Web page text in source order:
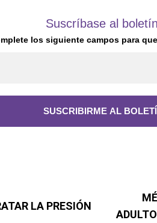
Suscríbase al boletín
los siguiente campos para
LA PRESIÓN